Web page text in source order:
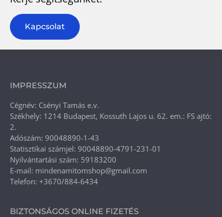
Kapcsolat
IMPRESSZUM
Cégnév: Csényi Tamás e.v.
Székhely: 1214 Budapest, Kossuth Lajos u. 62. em.: FS ajtó:
2.
Adószám: 90048890-1-43
Statisztikai számjel: 90048890-4791-231-01
Nyilvántartási szám: 59183200
E-mail: mindenamitomshop@gmail.com
Telefon: +3670/884-6434
BIZTONSÁGOS ONLINE FIZETÉS